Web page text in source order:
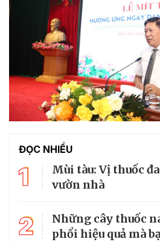
ĐỌC NHIỀU
1
Mùi tàu: Vị thuốc
vườn nhà
2
Những cây thuốc
phổi hiệu quả mà